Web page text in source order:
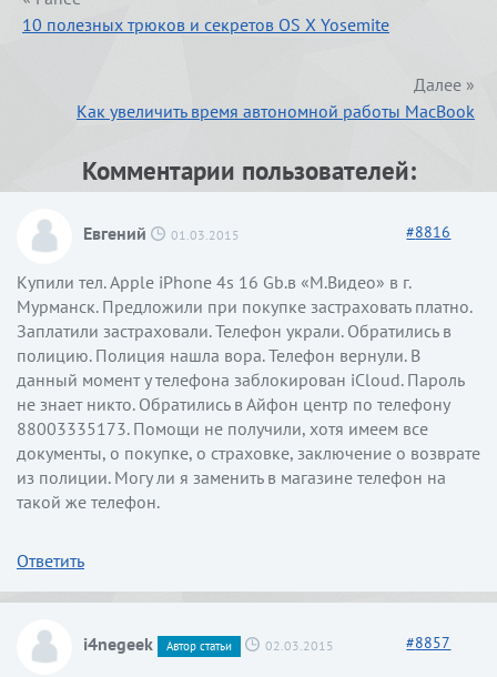
10 полезных трюков и секретов OS X Yosemite
Далее »
Как увеличить время автономной работы MacBook
Комментарии пользователей:
Евгений 01.03.2015 #8816
Купили тел. Apple iPhone 4s 16 Gb.в «М.Видео» в г.
Мурманск. Предложили при покупке застраховать платно.
Заплатили застраховали. Телефон украли. Обратились в
полицию. Полиция нашла вора. Телефон вернули. В
данный момент у телефона заблокирован iCloud. Пароль
не знает никто. Обратились в Айфон центр по телефону
88003335173. Помощи не получили, хотя имеем все
документы, о покупке, о страховке, заключение о возврате
из полиции. Могу ли я заменить в магазине телефон на
такой же телефон.
Ответить
i4negeek Автор статьи 02.03.2015 #8857